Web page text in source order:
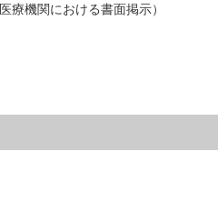
療機関における書面掲示）